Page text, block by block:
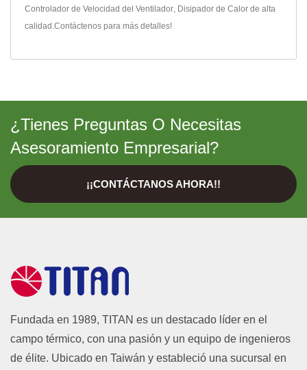
Controlador de Velocidad del Ventilador Disipador de Calor de alta
calidad. Contáctenos para más detalles!
¿Tienes Preguntas O Necesitas
Asesoramiento Empresarial?
¡¡CONTÁCTANOS AHORA!!
Fundada en 1989, TITAN es un destacado líder en el
campo térmico, con una pasión y un equipo de ingenieros
de élite. Ubicado en Taiwán y estableció una sucursal en